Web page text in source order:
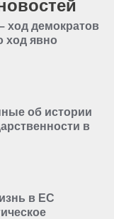
ход демократов
ход явно
об истории
в
в ЕС